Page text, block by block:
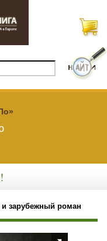
и зарубежный роман